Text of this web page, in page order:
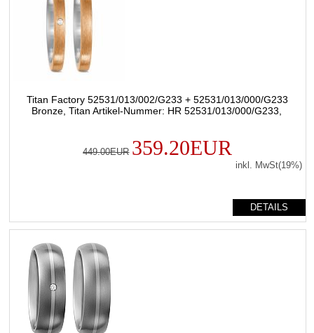
Titan Factory 52531/013/002/G233 + 52531/013/000/G233
Bronze, Titan Artikel-Nummer: HR 52531/013/000/G233,
449.00EUR 359.20EUR
inkl. MwSt(19%)
DETAILS